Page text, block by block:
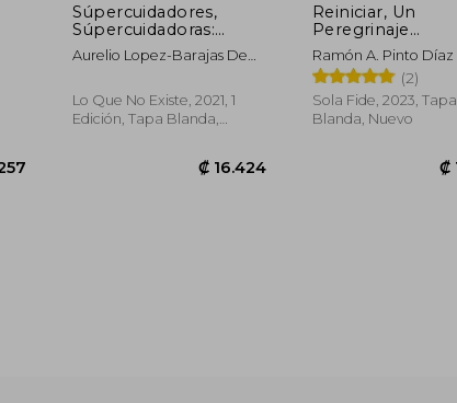
Súpercuidadores,
Súpercuidadoras:
Doscientas Personas
que Cuidan de Otras
Vivencias en Relatos
Inspiradores Para la
Aurelio Lopez-Barajas De
Lo Que No Existe, 2021, 1
Edición, Tapa Blanda,
Reiniciar, Un
Peregrinaje
Oncológico
Ramón A. Pinto Díaz
(2)
Sola Fide, 2023, Tapa
Blanda, Nuevo